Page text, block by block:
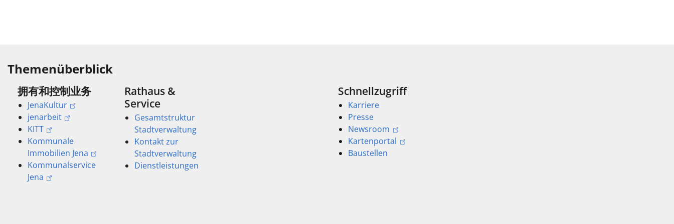
Themenüberblick
拥有和控制业务
JenaKultur
jenarbeit
KITT
Kommunale
Immobilien Jena
Kommunalservice
Jena
Rathaus &
Service
Gesamtstruktur
Stadtverwaltung
Kontakt zur
Stadtverwaltung
Dienstleistungen
Schnellzugriff
Karriere
Presse
Newsroom
Kartenportal
Baustellen